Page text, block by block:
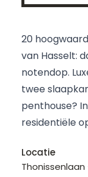
20
van Hasselt:
notendop.
twee
penthouse?
residentiële
Locatie